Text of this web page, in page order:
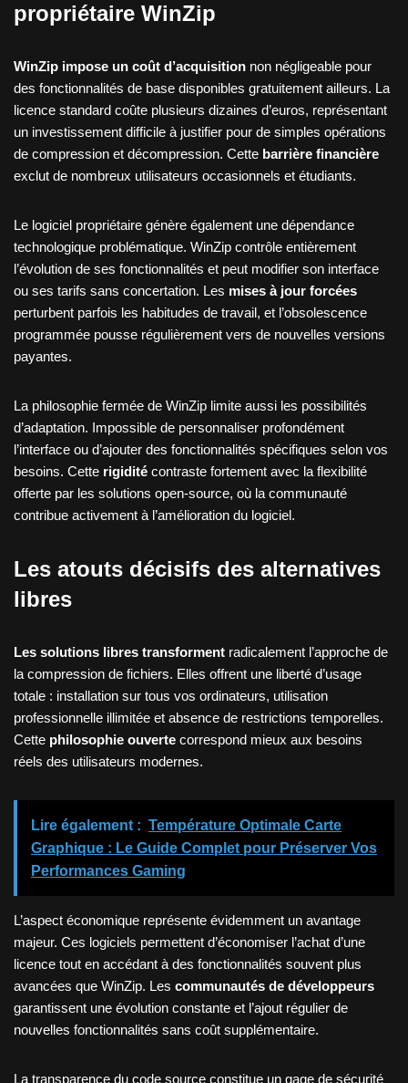
propriétaire WinZip
WinZip impose un coût d’acquisition non négligeable pour
des fonctionnalités de base disponibles gratuitement ailleurs. La
licence standard coûte plusieurs dizaines d’euros, représentant
un investissement difficile à justifier pour de simples opérations
de compression et décompression. Cette barrière financière
exclut de nombreux utilisateurs occasionnels et étudiants.
Le logiciel propriétaire génère également une dépendance
technologique problématique. WinZip contrôle entièrement
l’évolution de ses fonctionnalités et peut modifier son interface
ou ses tarifs sans concertation. Les mises à jour forcées
perturbent parfois les habitudes de travail, et l’obsolescence
programmée pousse régulièrement vers de nouvelles versions
payantes.
La philosophie fermée de WinZip limite aussi les possibilités
d’adaptation. Impossible de personnaliser profondément
l’interface ou d’ajouter des fonctionnalités spécifiques selon vos
besoins. Cette rigidité contraste fortement avec la flexibilité
offerte par les solutions open-source, où la communauté
contribue activement à l’amélioration du logiciel.
Les atouts décisifs des alternatives
libres
Les solutions libres transforment radicalement l’approche de
la compression de fichiers. Elles offrent une liberté d’usage
totale : installation sur tous vos ordinateurs, utilisation
professionnelle illimitée et absence de restrictions temporelles.
Cette philosophie ouverte correspond mieux aux besoins
réels des utilisateurs modernes.
Lire également : Température Optimale Carte
Graphique : Le Guide Complet pour Préserver Vos
Performances Gaming
L’aspect économique représente évidemment un avantage
majeur. Ces logiciels permettent d’économiser l’achat d’une
licence tout en accédant à des fonctionnalités souvent plus
avancées que WinZip. Les communautés de développeurs
garantissent une évolution constante et l’ajout régulier de
nouvelles fonctionnalités sans coût supplémentaire.
La transparence du code source constitue un gage de sécurité